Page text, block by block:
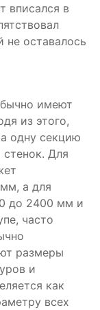
вписался в
оставалось
имеют
из этого,
одну секцию
Для
а для
до 2400 мм и
часто
размеры
и
как
всех